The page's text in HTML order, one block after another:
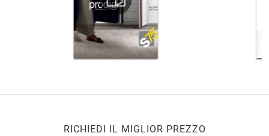
RICHIEDI IL MIGLIOR PREZZO